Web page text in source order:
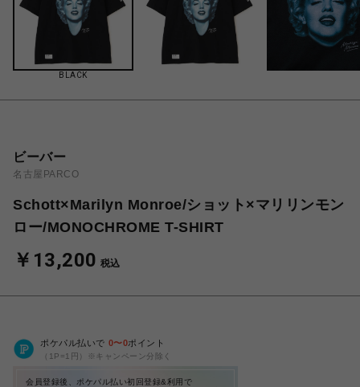
BLACK
ビーバー
名古屋PARCO
Schott×Marilyn Monroe/ショット×マリリンモン
ロー/MONOCHROME T-SHIRT
￥13,200 税込
ポケパル払いで 0〜0ポイント
（1P=1円）※キャンペーン分除く
会員登録後、ポケパル払い初回登録&利用で